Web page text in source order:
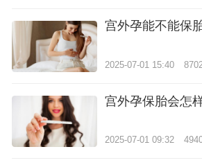
宫外孕能不能保
2025-07-01 15:40
宫外孕保胎会怎
2025-07-01 09:32